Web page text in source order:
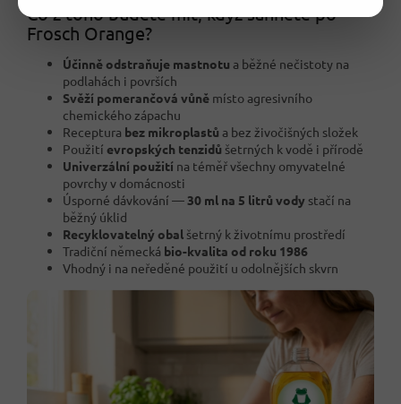
Co z toho budete mít, když sáhnete po
Frosch Orange?
Účinně odstraňuje mastnotu a běžné nečistoty na
podlahách i površích
Svěží pomerančová vůně místo agresivního
chemického zápachu
Receptura bez mikroplastů a bez živočišných složek
Použití evropských tenzidů šetrných k vodě i přírodě
Univerzální použití na téměř všechny omyvatelné
povrchy v domácnosti
Úsporné dávkování —30 ml na 5 litrů vody stačí na
běžný úklid
Recyklovatelný obal šetrný k životnímu prostředí
Tradiční německá bio-kvalita od roku 1986
Vhodný i na neředěné použití u odolnějších skvrn